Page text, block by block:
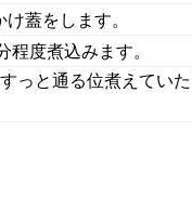
蓋をします。
度煮込みます。
っと通る位煮えてい